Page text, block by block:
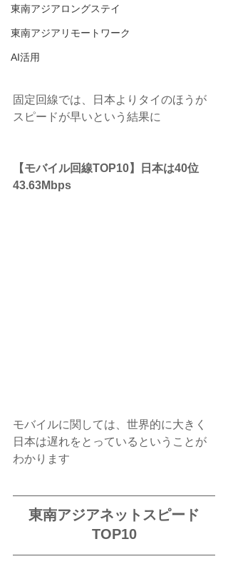
東南アジアロングステイ
東南アジアリモートワーク
AI活用
固定回線では、日本よりタイのほうが
スピードが早いという結果に
【モバイル回線TOP10】日本は40位
43.63Mbps
モバイルに関しては、世界的に大きく
日本は遅れをとっているということが
わかります
東南アジアネットスピード
TOP10